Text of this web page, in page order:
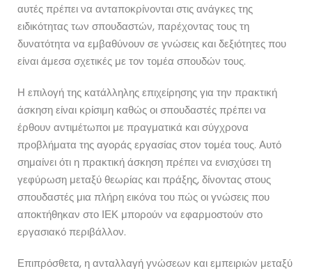
αυτές πρέπει να ανταποκρίνονται στις ανάγκες της
ειδικότητας των σπουδαστών, παρέχοντας τους τη
δυνατότητα να εμβαθύνουν σε γνώσεις και δεξιότητες που
είναι άμεσα σχετικές με τον τομέα σπουδών τους.
Η επιλογή της κατάλληλης επιχείρησης για την πρακτική
άσκηση είναι κρίσιμη καθώς οι σπουδαστές πρέπει να
έρθουν αντιμέτωποι με πραγματικά και σύγχρονα
προβλήματα της αγοράς εργασίας στον τομέα τους. Αυτό
σημαίνει ότι η πρακτική άσκηση πρέπει να ενισχύσει τη
γεφύρωση μεταξύ θεωρίας και πράξης, δίνοντας στους
σπουδαστές μια πλήρη εικόνα του πώς οι γνώσεις που
αποκτήθηκαν στο ΙΕΚ μπορούν να εφαρμοστούν στο
εργασιακό περιβάλλον.
Επιπρόσθετα, η ανταλλαγή γνώσεων και εμπειριών μεταξύ